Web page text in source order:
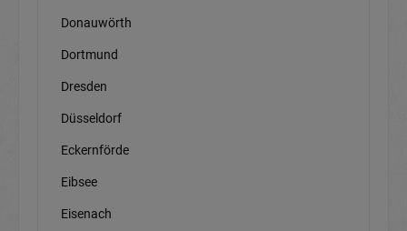
Donauwörth
Dortmund
Dresden
Düsseldorf
Eckernförde
Eibsee
Eisenach